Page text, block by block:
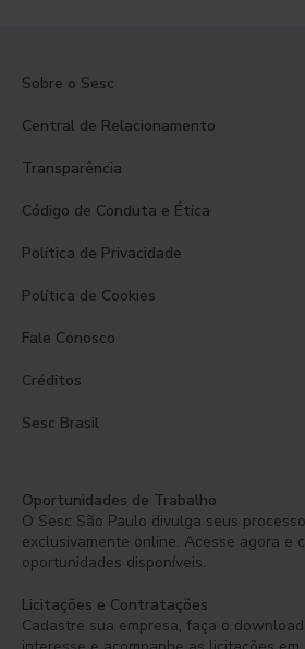
Sobre o Sesc
Central de Relacionamento
Transparência
Código de Conduta e Ética
Política de Privacidade
Política de Cookies
Fale Conosco
Créditos
Sesc Brasil
Oportunidades de Trabalho
O Sesc São Paulo divulga seus
exclusivamente online. Acesse agora e
oportunidades disponíveis.
Licitações e Contratações
Cadastre sua empresa, faça o